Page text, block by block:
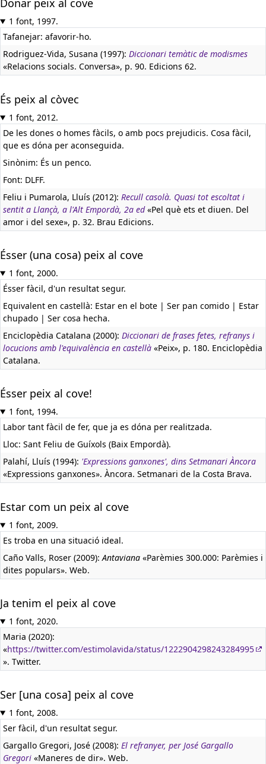
Donar peix al cove
1 font, 1997.
Tafanejar: afavorir-ho.
Rodriguez-Vida, Susana (1997): Diccionari temàtic de modismes
«Relacions socials. Conversa», p. 90. Edicions 62.
És peix al còvec
1 font, 2012.
De les dones o homes fàcils, o amb pocs prejudicis. Cosa fàcil,
que es dóna per aconseguida.
Sinònim: És un penco.
Font: DLFF.
Feliu i Pumarola, Lluís (2012): Recull casolà. Quasi tot escoltat i
sentit a Llançà, a l'Alt Empordà, 2a ed«Pel què ets et diuen. Del
amor i del sexe», p. 32. Brau Edicions.
Ésser (una cosa) peix al cove
1 font, 2000.
Ésser fàcil, d'un resultat segur.
Equivalent en castellà: Estar en el bote | Ser pan comido | Estar
chupado | Ser cosa hecha.
Enciclopèdia Catalana (2000): Diccionari de frases fetes, refranys i
locucions amb l'equivalència en castellà «Peix», p. 180. Enciclopèdia
Catalana.
Ésser peix al cove!
1 font, 1994.
Labor tant fàcil de fer, que ja es dóna per realitzada.
Lloc: Sant Feliu de Guíxols (Baix Empordà).
Palahí, Lluís (1994): 'Expressions ganxones', dins Setmanari Àncora
«Expressions ganxones». Àncora. Setmanari de la Costa Brava.
Estar com un peix al cove
1 font, 2009.
Es troba en una situació ideal.
Caño Valls, Roser (2009):Antaviana «Parèmies 300.000: Parèmies i
dites populars». Web.
Ja tenim el peix al cove
1 font, 2020.
Maria (2020):
«https://twitter.com/estimolavida/status/1222904298243284995
». Twitter.
Ser [una cosa] peix al cove
1 font, 2008.
Ser fàcil, d'un resultat segur.
Gargallo Gregori, José (2008): El refranyer, per José Gargallo
Gregori «Maneres de dir». Web.